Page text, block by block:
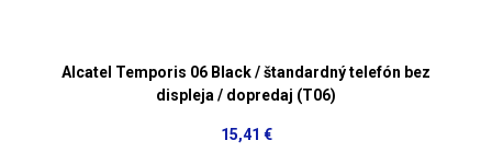
Alcatel Temporis 06 Black / štandardný telefón bez
displeja / dopredaj (T06)
15,41 €